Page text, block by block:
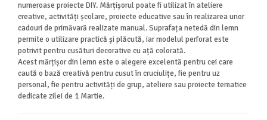
numeroase proiecte DIY. Mărțișorul poate fi utilizat în ateliere
creative, activități școlare, proiecte educative sau în realizarea unor
cadouri de primăvară realizate manual. Suprafața netedă din lemn
permite o utilizare practică și plăcută, iar modelul perforat este
potrivit pentru cusături decorative cu ață colorată.
Acest mărțișor din lemn este o alegere excelentă pentru cei care
caută o bază creativă pentru cusut în cruciulițe, fie pentru uz
personal, fie pentru activități de grup, ateliere sau proiecte tematice
dedicate zilei de 1 Martie.